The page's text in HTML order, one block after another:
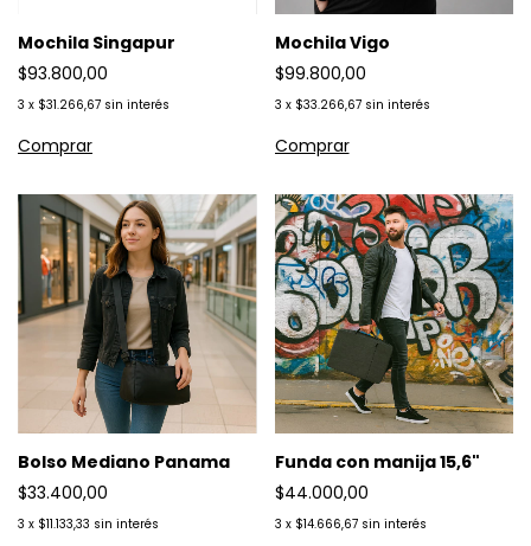
Mochila Singapur
$93.800,00
3 x $31.266,67 sin interés
Mochila Vigo
$99.800,00
3 x $33.266,67 sin interés
Bolso Mediano Panama
$33.400,00
3 x $11.133,33 sin interés
Funda con manija 15,6"
$44.000,00
3 x $14.666,67 sin interés